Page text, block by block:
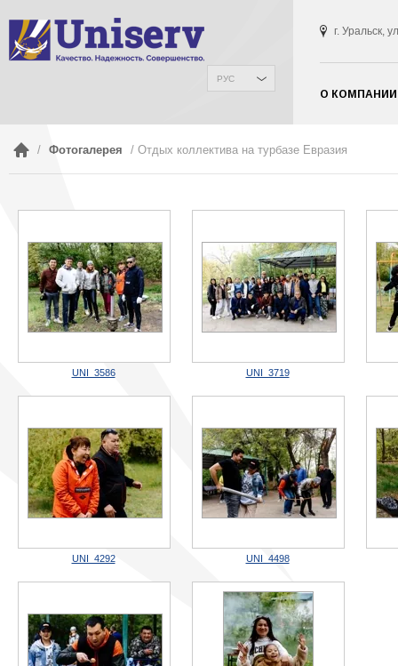
РУС
г. Уральск,
О КОМПАНИИ
/ Фотогалерея / Отдых коллектива на турбазе Евразия
UNI_3586 UNI_3719
UNI_4292 UNI_4498